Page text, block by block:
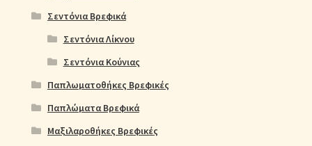
Σεντόνια Βρεφικά
Σεντόνια Λίκνου
Σεντόνια Κούνιας
Παπλωματοθήκες Βρεφικές
Παπλώματα Βρεφικά
Μαξιλαροθήκες Βρεφικές